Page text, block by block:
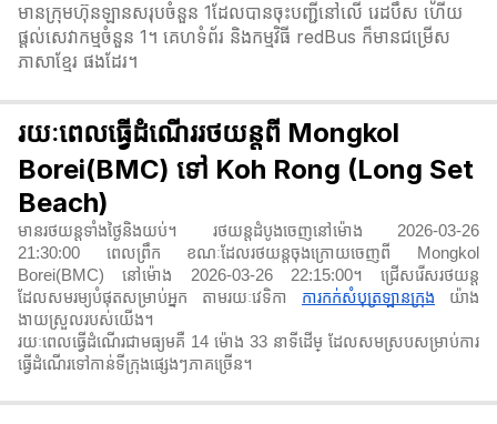
មានក្រុមហ៊ុនឡានសរុបចំនួន 1ដែលបានចុះបញ្ជីនៅលើ រេដបឹស ហើយ
ផ្តល់សេវាកម្មចំនួន 1។ គេហទំព័រ និងកម្មវិធី redBus ក៏មានជម្រើស
ភាសាខ្មែរ ផងដែរ។
រយៈពេលធ្វើដំណើររថយន្តពី Mongkol
Borei(BMC) ទៅ Koh Rong (Long Set
Beach)
មានរថយន្តទាំងថ្ងៃនិងយប់។ រថយន្តដំបូងចេញនៅម៉ោង 2026-03-26
21:30:00 ពេលព្រឹក ខណៈដែលរថយន្តចុងក្រោយចេញពី Mongkol
Borei(BMC) នៅម៉ោង 2026-03-26 22:15:00។ ជ្រើសរើសរថយន្ត
ដែលសមរម្យបំផុតសម្រាប់អ្នក តាមរយៈវេទិកា ការកក់សំបុត្រឡានក្រុង យ៉ាង
ងាយស្រួលរបស់យើង។
រយៈពេលធ្វើដំណើរជាមធ្យមគឺ 14 ម៉ោង 33 នាទី​ដើម្ ដែលសមស្របសម្រាប់ការ
ធ្វើដំណើរទៅកាន់ទីក្រុងផ្សេងៗភាគច្រើន។